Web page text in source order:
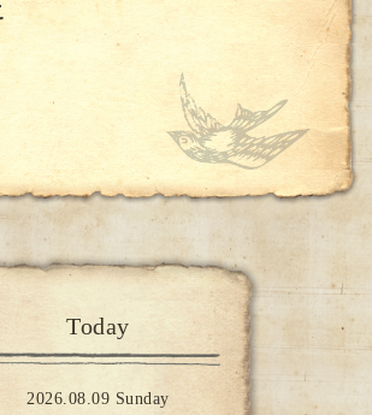
Today
2026.08.09 Sunday